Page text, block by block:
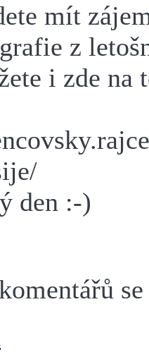
mít
z
i zde na
den :-)